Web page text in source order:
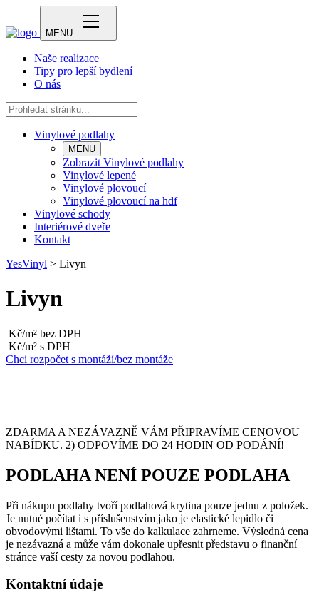
MENU
Naše realizace
Tipy pro lepší bydlení
O nás
Vinylové podlahy
MENU
Zobrazit Vinylové podlahy
Vinylové lepené
Vinylové plovoucí
Vinylové plovoucí na hdf
Vinylové schody
Interiérové dveře
Kontakt
YesVinyl > Livyn
Livyn
Kč/m² bez DPH
Kč/m² s DPH
Chci rozpočet s montáží/bez montáže
ZDARMA A NEZÁVAZNĚ VÁM PŘIPRAVÍME CENOVOU
NABÍDKU. 2) ODPOVÍME DO 24 HODIN OD PODÁNÍ!
PODLAHA NENÍ POUZE PODLAHA
Při nákupu podlahy tvoří podlahová krytina pouze jednu z položek.
Je nutné počítat i s příslušenstvím jako je elastické lepidlo či
obvodovými lištami. To vše do kalkulace zahrneme. Výsledná cena
je nezávazná a může vám dokonale upřesnit představu o finanční
stránce vaší cesty za novou podlahou.
Kontaktní údaje